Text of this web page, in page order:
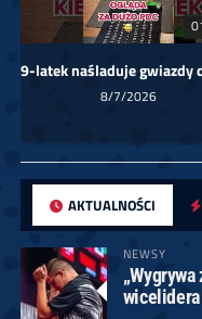
8/7/2026
AKTUALNOŚCI
NEWSY